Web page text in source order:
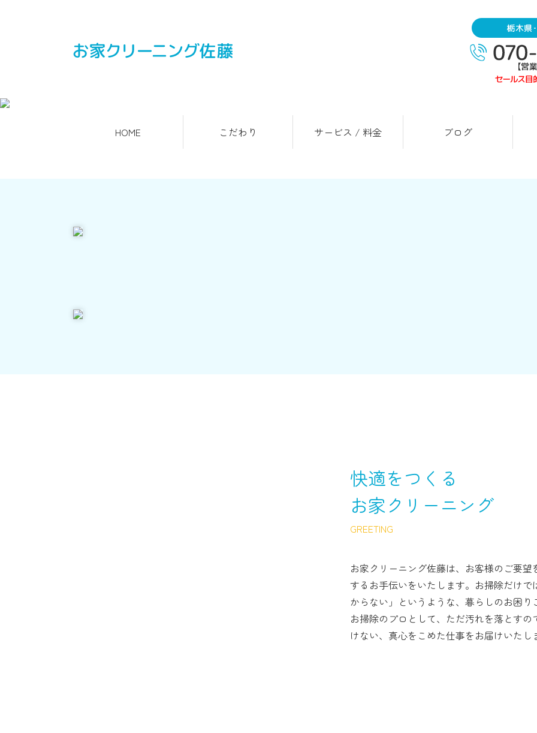
HOME こだわり サービス / 料金 ブログ
快適をつくる
お家クリーニング
GREETING
お家クリーニング佐藤は、お客様のご要
するお手伝いをいたします。お掃除だけ
からない」というような、暮らしのお困
お掃除のプロとして、ただ汚れを落とす
けない、真心をこめた仕事をお届けいたし